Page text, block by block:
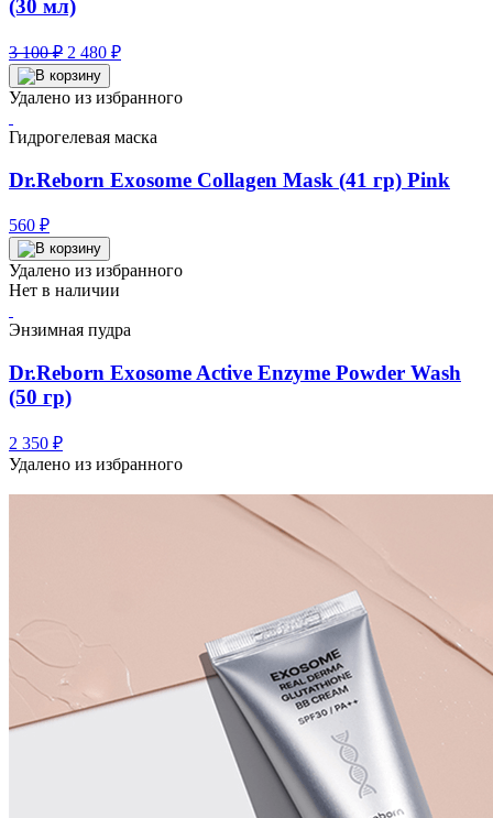
(30 мл)
3 100₽ Первоначальная
цена
составляла
3
100 ₽.
2 480 ₽Текущая
2
480 ₽.
Удалено из избранного
Гидрогелевая маска
Dr.Reborn Exosome Collagen Mask (41 гр) Pink
560 ₽
Удалено из избранного
Нет в наличии
Энзимная пудра
Dr.Reborn Exosome Active Enzyme Powder Wash
(50 гр)
2 350 ₽
Удалено из избранного